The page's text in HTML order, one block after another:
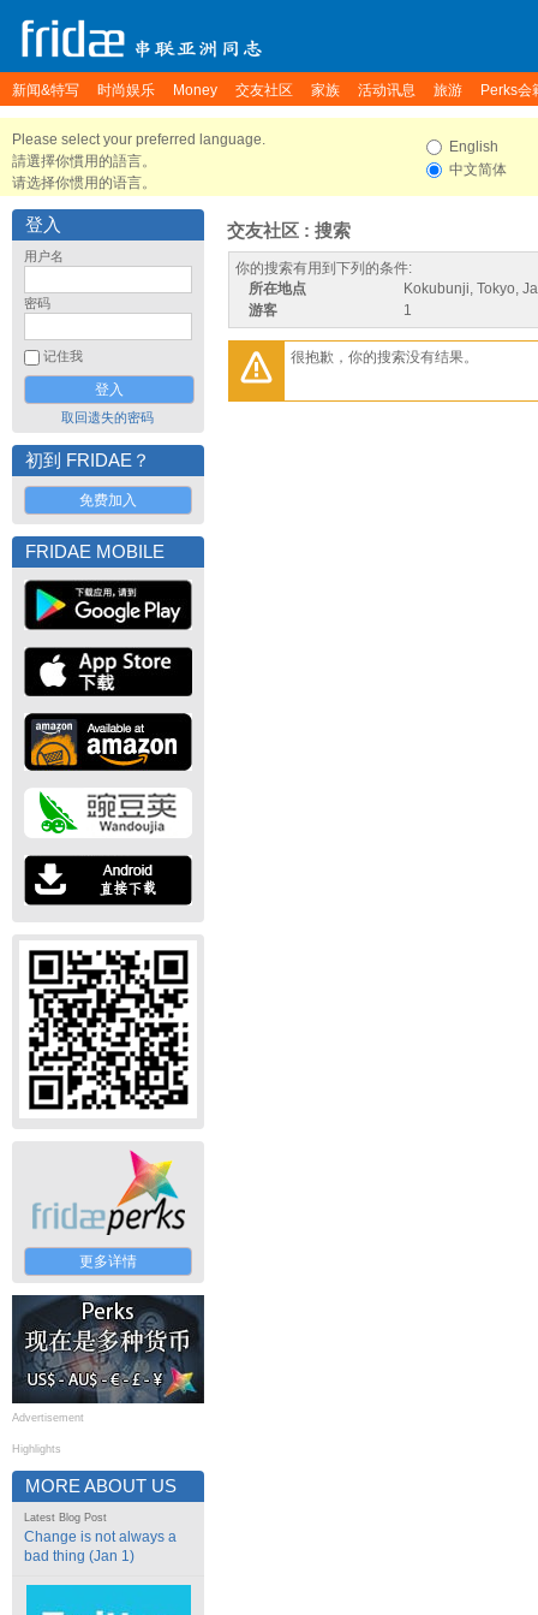
新闻&特写 时尚娱乐 Money 交友社区 家族 活动讯息 旅游 Perks会
Please select your preferred language.
請選擇你慣用的語言。
请选择你惯用的语言。
English
中文简体
登入
用户名
密码
记住我
取回遗失的密码
初到 FRIDAE？
免费加入
FRIDAE MOBILE
更多详情
Advertisement
Highlights
MORE ABOUT US
Latest Blog Post
Change is not always a
bad thing (Jan 1)
交友社区 : 搜索
你的搜索有用到下列的条件:
所在地点
Kokubunji, Tokyo,
游客
1
很抱歉，你的搜索没有结果。